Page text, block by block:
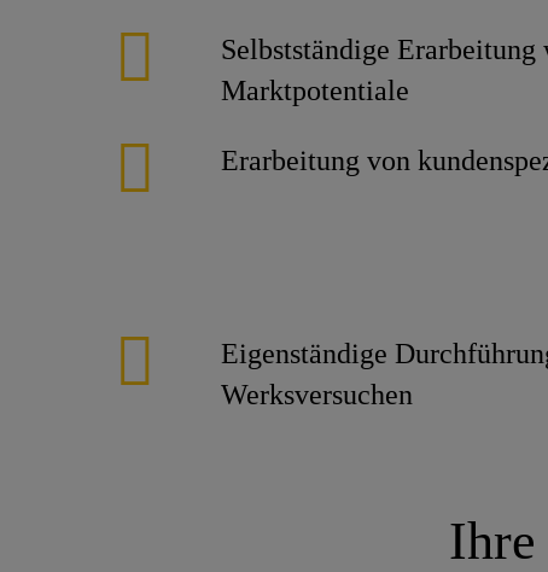
Selbstständige Erarbeitung
Marktpotentiale
Erarbeitung von
Eigenständige
Werksversuchen
Ihre